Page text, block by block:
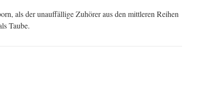
als der unauffällige Zuhörer aus den mittleren Reihen
Taube.